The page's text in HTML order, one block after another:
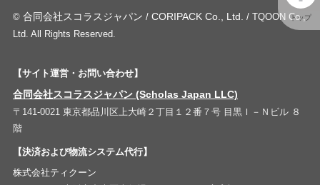
トップ
© 合同会社スコラスジャパン / CORIPACK Co., Ltd. / TQOON Co.,
Ltd. All Rights Reserved.
【サイト運営・お問い合わせ】
合同会社スコラスジャパン (Scholas Japan LLC)
〒141-0021 東京都品川区上大崎２丁目１２番７号 目黒Ｉ－Ｎビル ８
階
【決済および物流システム代行】
株式会社ティクーン